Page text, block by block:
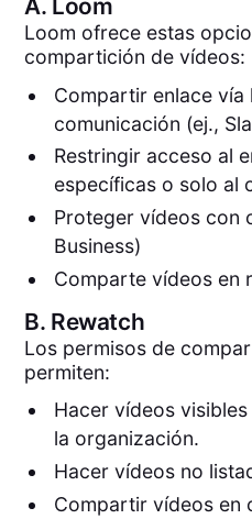
A. Loom
Loom ofrece estas
compartición de vídeos:
Compartir enlace vía
comunicación (ej.,
Restringir acceso al
específicas o solo al
Proteger vídeos con
Business)
Comparte vídeos en
B. Rewatch
Los permisos de
permiten:
Hacer vídeos
la organización.
Hacer vídeos no
Compartir vídeos en